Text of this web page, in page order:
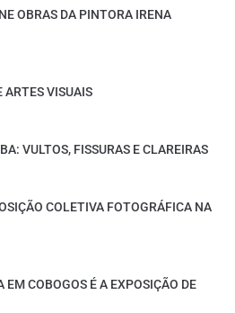
OBRAS DA PINTORA IRENA
ARTES VISUAIS
VULTOS, FISSURAS E CLAREIRAS
COLETIVA FOTOGRÁFICA NA
EM COBOGOS É A EXPOSIÇÃO DE